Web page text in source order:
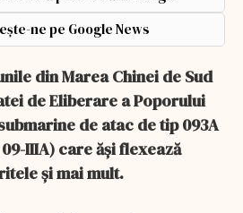
ne pe Google News
din Marea Chinei de Sud
de Eliberare a Poporului
de atac de tip 093A
IIIA) care ăși flexează
și mai mult.